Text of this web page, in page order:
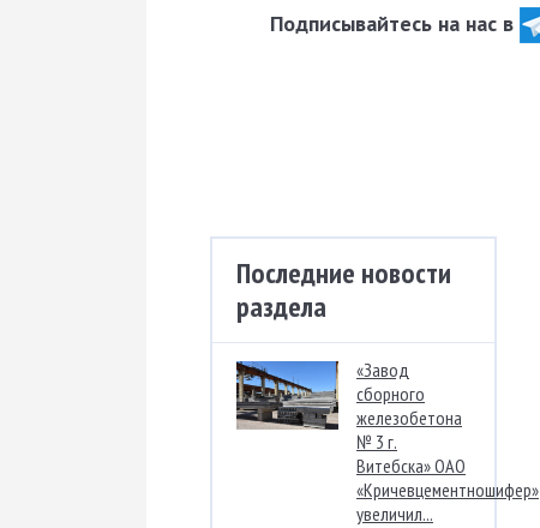
Подписывайтесь на нас в
Последние новости
раздела
«Завод
сборного
железобетона
№ 3 г.
Витебска» ОАО
«Кричевцементношифер»
увеличил...